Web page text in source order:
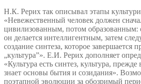
Н.К. Рерих так описывал этапы
«Невежественный человек должен
цивилизованным, потом образованным:
он делается интеллигентным, затем
создание синтеза, которое завершается
„культура”». Е.И. Рерих дополняет
«Культура есть синтез, культура,
знает основы бытия и созидания».
поэтапной эволюции за обозримый